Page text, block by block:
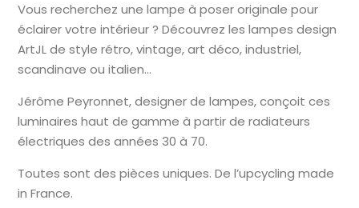
Vous recherchez une lampe à poser originale pour
éclairer votre intérieur ? Découvrez les lampes design
ArtJL de style rétro, vintage, art déco, industriel,
scandinave ou italien…
Jérôme Peyronnet, designer de lampes, conçoit ces
luminaires haut de gamme à partir de radiateurs
électriques des années 30 à 70.
Toutes sont des pièces uniques. De l’upcycling made
in France.